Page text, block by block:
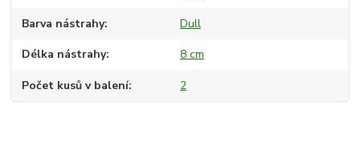
Barva nástrahy Dull
Délka nástrahy 8 cm
Počet kusů v balení 2